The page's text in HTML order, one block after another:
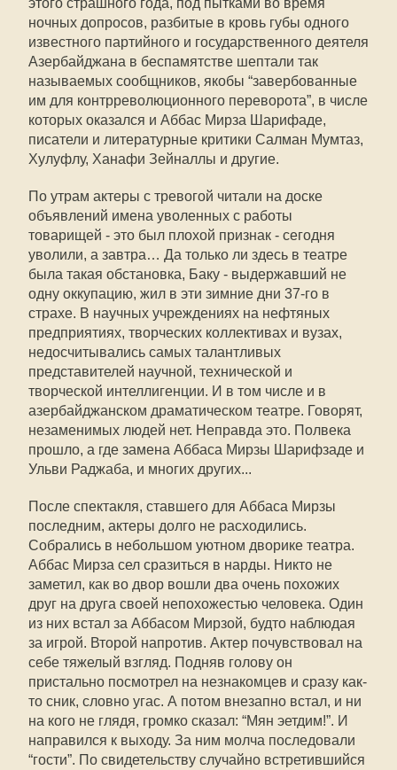
этого страшного года, под пытками во время
ночных допросов, разбитые в кровь губы одного
известного партийного и государственного деятеля
Азербайджана в беспамятстве шептали так
называемых сообщников, якобы “завербованные
им для контрреволюционного переворота”, в числе
которых оказался и Аббас Мирза Шарифаде,
писатели и литературные критики Салман Мумтаз,
Хулуфлу, Ханафи Зейналлы и другие.
По утрам актеры с тревогой читали на доске
объявлений имена уволенных с работы
товарищей - это был плохой признак - сегодня
уволили, а завтра… Да только ли здесь в театре
была такая обстановка, Баку - выдержавший не
одну оккупацию, жил в эти зимние дни 37-го в
страхе. В научных учреждениях на нефтяных
предприятиях, творческих коллективах и вузах,
недосчитывались самых талантливых
представителей научной, технической и
творческой интеллигенции. И в том числе и в
азербайджанском драматическом театре. Говорят,
незаменимых людей нет. Неправда это. Полвека
прошло, а где замена Аббаса Мирзы Шарифзаде и
Ульви Раджаба, и многих других...
После спектакля, ставшего для Аббаса Мирзы
последним, актеры долго не расходились.
Собрались в небольшом уютном дворике театра.
Аббас Мирза сел сразиться в нарды. Никто не
заметил, как во двор вошли два очень похожих
друг на друга своей непохожестью человека. Один
из них встал за Аббасом Мирзой, будто наблюдая
за игрой. Второй напротив. Актер почувствовал на
себе тяжелый взгляд. Подняв голову он
пристально посмотрел на незнакомцев и сразу как-
то сник, словно угас. А потом внезапно встал, и ни
на кого не глядя, громко сказал: “Мян эетдим!”. И
направился к выходу. За ним молча последовали
“гости”. По свидетельству случайно встретившийся